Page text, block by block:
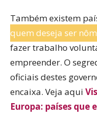
Também existem
quem deseja ser
fazer trabalho
empreender. O
oficiais destes
encaixa. Veja aqui
Europa: países que